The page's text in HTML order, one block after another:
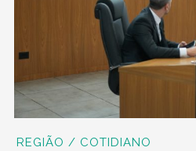
REGIÃO / COTIDIANO